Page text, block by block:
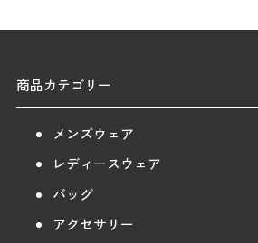
商品カテゴリー
メンズウェア
レディースウェア
バッグ
アクセサリー